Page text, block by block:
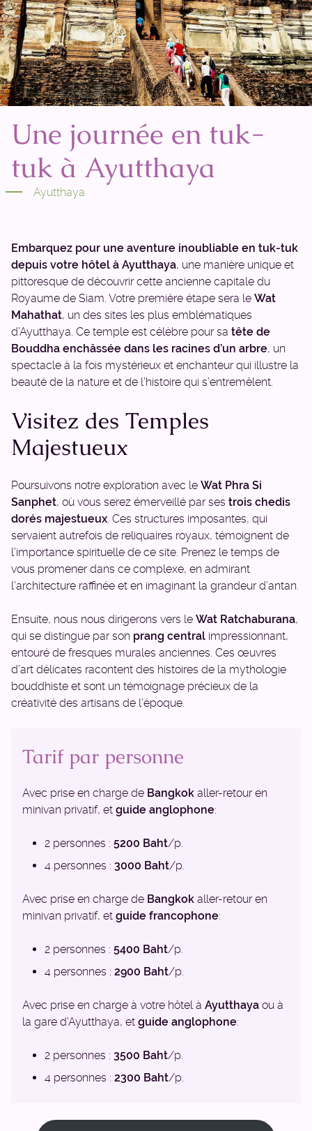
Une journée en tuk-
tuk à Ayutthaya
Ayutthaya
Embarquez pour une aventure inoubliable en tuk-tuk
depuis votre hôtel à Ayutthaya, une manière unique et
pittoresque de découvrir cette ancienne capitale du
Royaume de Siam. Votre première étape sera le Wat
Mahathat, un des sites les plus emblématiques
d’Ayutthaya. Ce temple est célèbre pour sa tête de
Bouddha enchâssée dans les racines d’un arbre, un
spectacle à la fois mystérieux et enchanteur qui illustre la
beauté de la nature et de l’histoire qui s’entremêlent.
Visitez des Temples
Majestueux
Poursuivons notre exploration avec le Wat Phra Si
Sanphet, où vous serez émerveillé par ses trois chedis
dorés majestueux. Ces structures imposantes, qui
servaient autrefois de reliquaires royaux, témoignent de
l’importance spirituelle de ce site. Prenez le temps de
vous promener dans ce complexe, en admirant
l’architecture raffinée et en imaginant la grandeur d’antan.
Ensuite, nous nous dirigerons vers le Wat Ratchaburana,
qui se distingue par son prang central impressionnant,
entouré de fresques murales anciennes. Ces œuvres
d’art délicates racontent des histoires de la mythologie
bouddhiste et sont un témoignage précieux de la
créativité des artisans de l’époque.
Tarif par personne
Avec prise en charge de Bangkok aller-retour en
minivan privatif, et guide anglophone:
2 personnes : 5200 Baht/p.
4 personnes : 3000 Baht/p.
Avec prise en charge de Bangkok aller-retour en
minivan privatif, et guide francophone:
2 personnes : 5400 Baht/p.
4 personnes : 2900 Baht/p.
Avec prise en charge à votre hôtel à Ayutthaya ou à
la gare d’Ayutthaya, et guide anglophone:
2 personnes : 3500 Baht/p.
4 personnes : 2300 Baht/p.